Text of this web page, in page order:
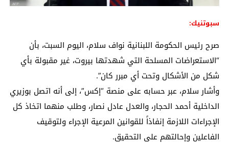
سبوتنيك:
صرح رئيس الحكومة اللبنانية نواف سلام، اليوم السبت، بأن
“الاستعراضات المسلحة التي شهدتها بيروت، غير مقبولة بأي
شكل من الأشكال وتحت أي مبرر كان”.
وأشار سلام، عبر حسابه على منصة “إكس”، إلى أنه اتصل بوزيري
الداخلية أحمد الحجار، والعدل عادل نصار، وطلب منهما اتخاذ كل
الإجراءات اللازمة إنفاذاً للقوانين المرعية الإجراء ولتوقيف
الفاعلين وإحالتهم على التحقيق.